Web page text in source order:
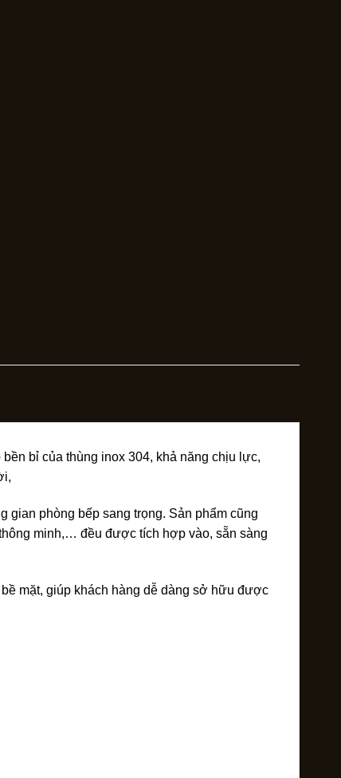
bỉ của thùng inox 304, khả năng chịu lực,
gian phòng bếp sang trọng. Sản phẩm cũng
minh,… đều được tích hợp vào, sẵn sàng
mặt, giúp khách hàng dễ dàng sở hữu được